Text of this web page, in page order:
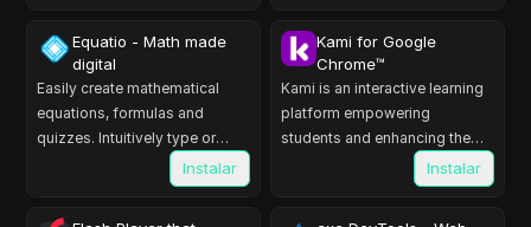
Equatio - Math made
digital
Easily create mathematical
equations, formulas and
quizzes. Intuitively type or
handwrite, with no tricky math
Instalar
Kami for Google
Chrome™
Kami is an interactive learning
platform empowering
students and enhancing the
way teachers teach, feedback,
Instalar